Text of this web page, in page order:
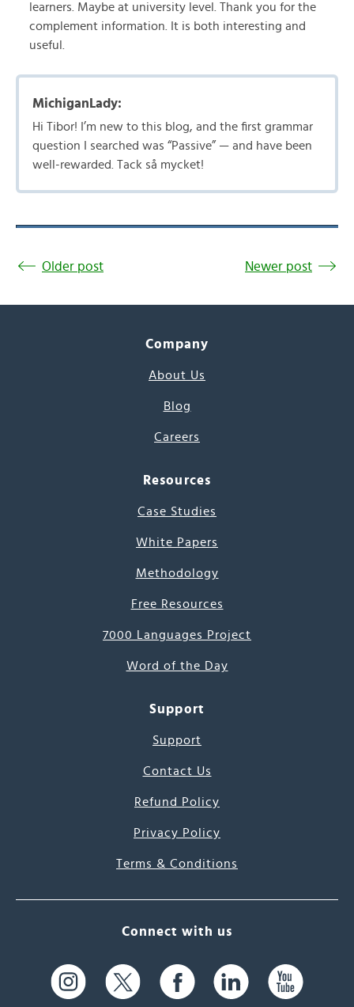
learners. Maybe at university level. Thank you for the
complement information. It is both interesting and
useful.
MichiganLady:
Hi Tibor! I’m new to this blog, and the first grammar
question I searched was “Passive” — and have been
well-rewarded. Tack så mycket!
Older post Newer post
Company
About Us
Blog
Careers
Resources
Case Studies
White Papers
Methodology
Free Resources
7000 Languages Project
Word of the Day
Support
Support
Contact Us
Refund Policy
Privacy Policy
Terms & Conditions
Connect with us